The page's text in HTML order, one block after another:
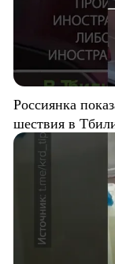
Россиянка
шествия в